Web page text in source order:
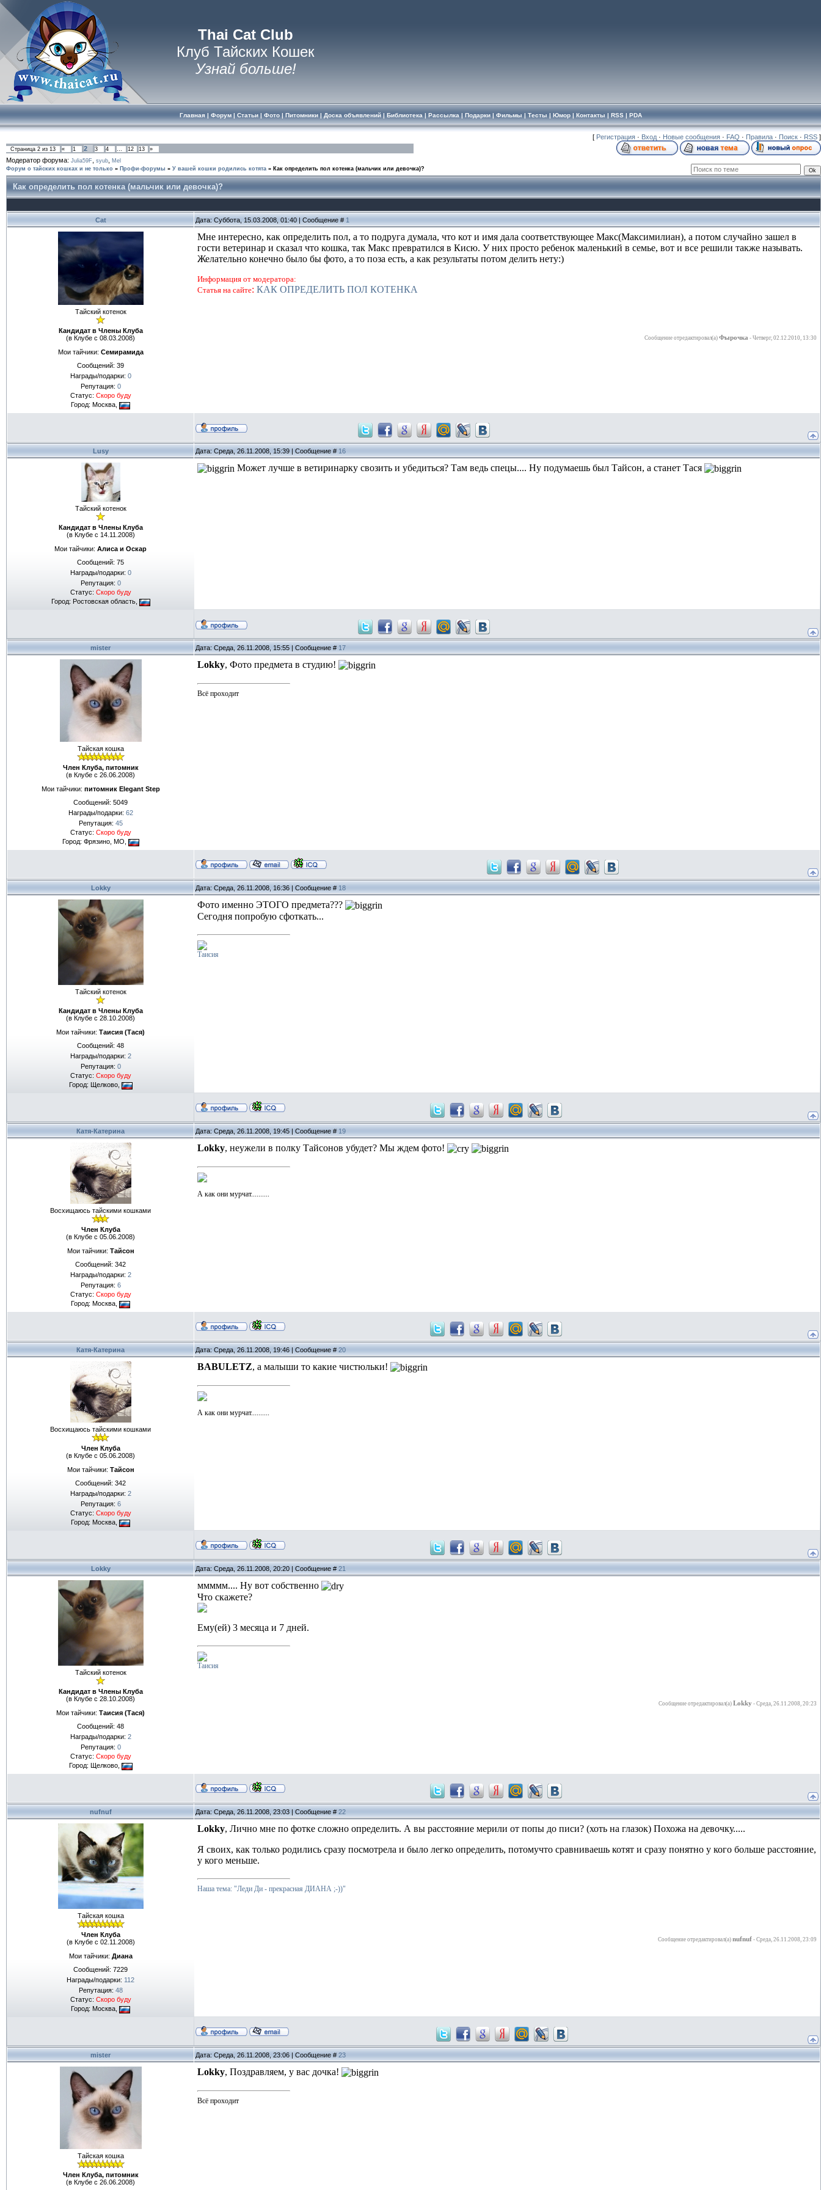
Thai Cat Club
Клуб Тайских Кошек
Узнай больше!
Главная| Форум| Статьи| Фото| Питомники| Доска объявлений| Библиотека | Рассылка | Подарки| Фильмы | Тесты | Юмор| Контакты | RSS| PDA
[ Регистрация · Вход · Новые сообщения · FAQ · Правила · Поиск · RSS ]
Страница 2 из 13 « 1 2 3 4 … 12 13 »
Модератор форума: Julia59F syub
Mel
Форум о тайских кошках и не только » Профи-форумы » У вашей кошки родились котята » Как определить пол котенка (мальчик или девочка)?
Как определить пол котенка (мальчик или девочка)?
Cat Дата: Суббота, 15.03.2008, 01:40 | Сообщение # 1
Тайский котенок
Кандидат в Члены Клуба
(в Клубе с 08.03.2008)
Мои тайчики: Семирамида
Сообщений: 39
Награды/подарки: 0
Репутация: 0
Статус: Скоро буду
Город: Москва,
Мне интересно, как определить пол, а то подруга думала, что кот и имя дала соответствующее Макс(Максимилиан), а потом случайно зашел в
гости ветеринар и сказал что кошка, так Макс превратился в Кисю. У них просто ребенок маленький в семье, вот и все решили также называть.
Желательно конечно было бы фото, а то поза есть, а как результаты потом делить нету:)
Информация от модератора:
Статья на сайте: КАК ОПРЕДЕЛИТЬ ПОЛ КОТЕНКА
Сообщение отредактировал(а) Фырочка - Четверг, 02.12.2010, 13:30
Lusy Дата: Среда, 26.11.2008, 15:39 | Сообщение # 16
Тайский котенок
Кандидат в Члены Клуба
(в Клубе с 14.11.2008)
Мои тайчики: Алиса и Оскар
Сообщений: 75
Награды/подарки: 0
Репутация: 0
Статус: Скоро буду
Город: Ростовская область,
Может лучше в ветиринарку свозить и убедиться? Там ведь спецы.... Ну подумаешь был Тайсон, а станет Тася
mister Дата: Среда, 26.11.2008, 15:55 | Сообщение # 17
Тайская кошка
Член Клуба, питомник
(в Клубе с 26.06.2008)
Мои тайчики: питомник Elegant Step
Сообщений: 5049
Награды/подарки: 62
Репутация: 45
Статус: Скоро буду
Город: Фрязино, МО,
Lokky, Фото предмета в студию!
Всё проходит
Lokky Дата: Среда, 26.11.2008, 16:36 | Сообщение # 18
Тайский котенок
Кандидат в Члены Клуба
(в Клубе с 28.10.2008)
Мои тайчики: Таисия (Тася)
Сообщений: 48
Награды/подарки: 2
Репутация: 0
Статус: Скоро буду
Город: Щелково,
Фото именно ЭТОГО предмета???
Сегодня попробую сфоткать...
Таисия
Катя-Катерина Дата: Среда, 26.11.2008, 19:45 | Сообщение # 19
Восхищаюсь тайскими кошками
Член Клуба
(в Клубе с 05.06.2008)
Мои тайчики: Тайсон
Сообщений: 342
Награды/подарки: 2
Репутация: 6
Статус: Скоро буду
Город: Москва,
Lokky, неужели в полку Тайсонов убудет? Мы ждем фото!
А как они мурчат..........
Катя-Катерина Дата: Среда, 26.11.2008, 19:46 | Сообщение # 20
Восхищаюсь тайскими кошками
Член Клуба
(в Клубе с 05.06.2008)
Мои тайчики: Тайсон
Сообщений: 342
Награды/подарки: 2
Репутация: 6
Статус: Скоро буду
Город: Москва,
BABULETZ, а малыши то какие чистюльки!
А как они мурчат..........
Lokky Дата: Среда, 26.11.2008, 20:20 | Сообщение # 21
Тайский котенок
Кандидат в Члены Клуба
(в Клубе с 28.10.2008)
Мои тайчики: Таисия (Тася)
Сообщений: 48
Награды/подарки: 2
Репутация: 0
Статус: Скоро буду
Город: Щелково,
ммммм.... Ну вот собственно
Что скажете?
Ему(ей) 3 месяца и 7 дней.
Таисия
Сообщение отредактировал(а) Lokky - Среда, 26.11.2008, 20:23
nufnuf Дата: Среда, 26.11.2008, 23:03 | Сообщение # 22
Тайская кошка
Член Клуба
(в Клубе с 02.11.2008)
Мои тайчики: Диана
Сообщений: 7229
Награды/подарки: 112
Репутация: 48
Статус: Скоро буду
Город: Москва,
Lokky, Лично мне по фотке сложно определить. А вы расстояние мерили от попы до писи? (хоть на глазок) Похожа на девочку.....
Я своих, как только родились сразу посмотрела и было легко определить, потомучто сравниваешь котят и сразу понятно у кого больше расстояние,
у кого меньше.
Наша тема: "Леди Ди - прекрасная ДИАНА ;-))"
Сообщение отредактировал(а) nufnuf - Среда, 26.11.2008, 23:09
mister Дата: Среда, 26.11.2008, 23:06 | Сообщение # 23
Тайская кошка
Член Клуба, питомник
(в Клубе с 26.06.2008)
Lokky, Поздравляем, у вас дочка!
Всё проходит